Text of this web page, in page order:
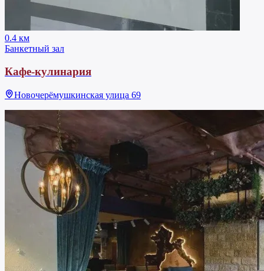
0.4 км
Банкетный зал
Кафе-кулинария
Новочерёмушкинская улица 69